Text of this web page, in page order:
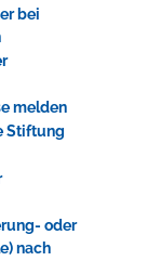
bei
melden
Stiftung
oder
nach